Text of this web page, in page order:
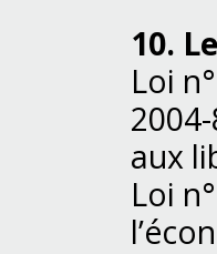
10.
Loi
aux
Loi